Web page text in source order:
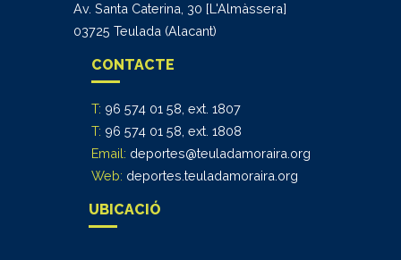
Av. Santa Caterina, 30 [L'Almàssera]
03725 Teulada (Alacant)
CONTACTE
T: 96 574 01 58, ext. 1807
T: 96 574 01 58, ext. 1808
Email: deportes@teuladamoraira.org
Web: deportes.teuladamoraira.org
UBICACIÓ